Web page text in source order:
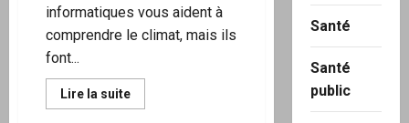
informatiques vous aident à
comprendre le climat, mais ils
font...
Lire la suiteEn
savoir
Santé
Santé
public